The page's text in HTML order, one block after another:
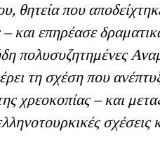
θητεία που
και επηρέασε
πολυσυζητημένες
τη σχέση που
χρεοκοπίας – και
σχέσεις